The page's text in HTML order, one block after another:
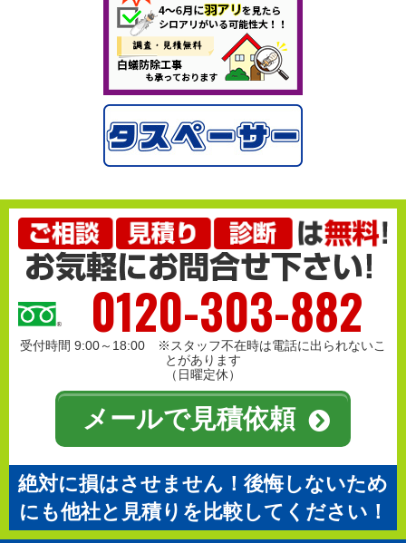
0120-303-882
受付時間 9:00～18:00 ※スタッフ不在時は電話に出られないこ
とがあります
（日曜定休）
メールで見積依頼
絶対に損はさせません！後悔しないため
にも他社と見積りを比較してください！